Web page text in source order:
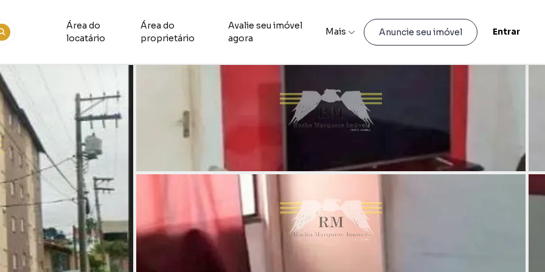
Área do
locatário
Área do
proprietário
Avalie seu imóvel
agora
Mais Anuncie seu imóvel Entrar